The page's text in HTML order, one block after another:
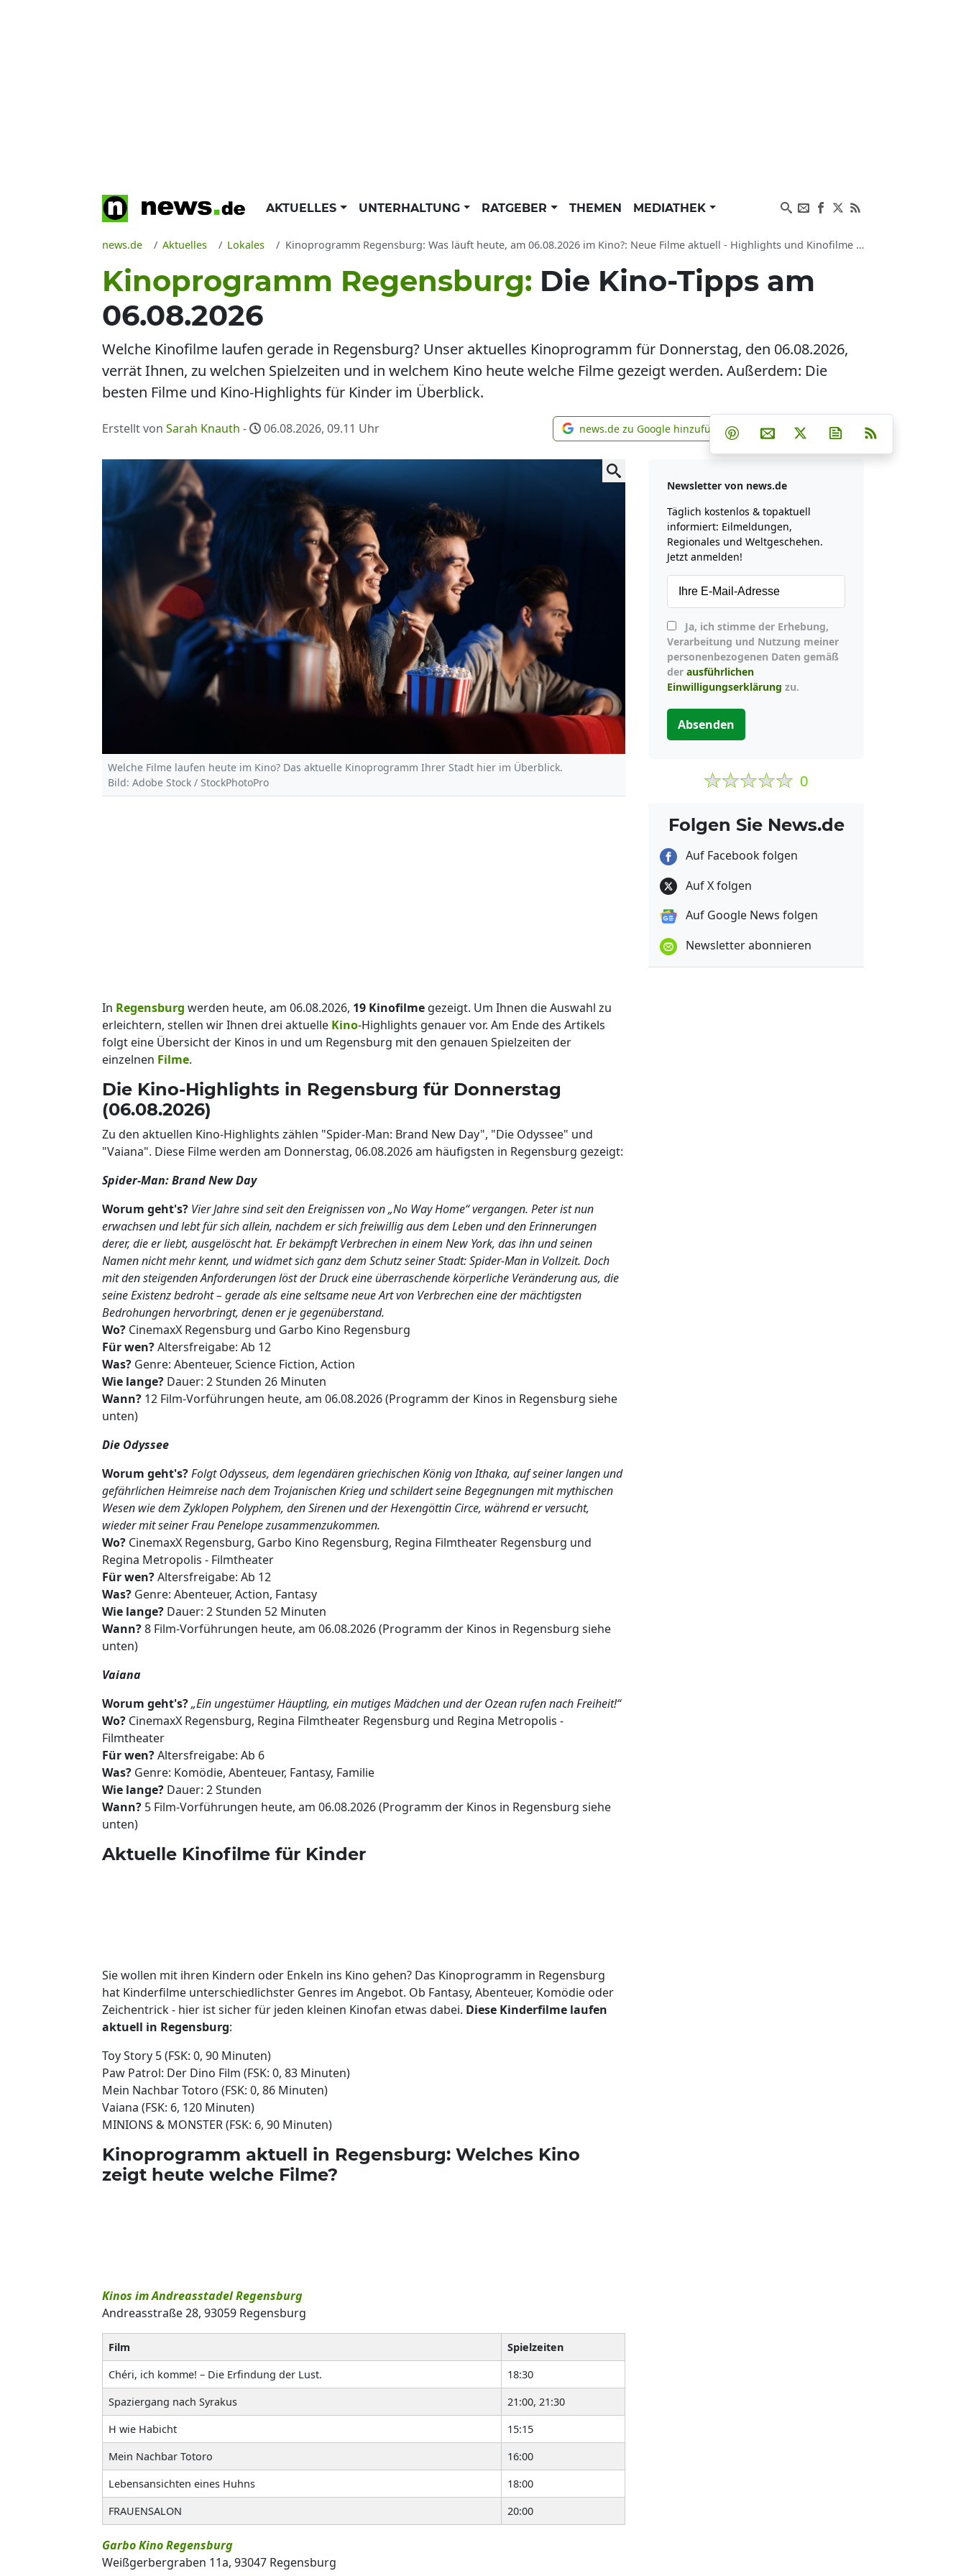
AKTUELLES UNTERHALTUNG RATGEBER THEMEN MEDIATHEK
news.de Aktuelles Lokales Kinoprogramm Regensburg: Was läuft heute, am 06.08.2026 im Kino?: Neue Filme aktuell - Highlights und Kinofilme für Kinder bei Ostentor Kino Regensburg, Garbo Kino Regensburg, Kinos im Andreasstadel Regensburg
Kinoprogramm Regensburg: Die Kino-Tipps am
06.08.2026
Welche Kinofilme laufen gerade in Regensburg? Unser aktuelles Kinoprogramm für Donnerstag, den 06.08.2026,
verrät Ihnen, zu welchen Spielzeiten und in welchem Kino heute welche Filme gezeigt werden. Außerdem: Die
besten Filme und Kino-Highlights für Kinder im Überblick.
Erstellt von Sarah Knauth - 06.08.2026, 09.11 Uhr news.de zu Google hinzufügen
news.de zu Google hinzufügen Teilen auf Facebook
Teilen auf Whatsapp
Teilen auf Telegram
Teilen auf Pinterest
Per E-Mail teilen
Post auf XNewsletter
Welche Filme laufen heute im Kino? Das aktuelle Kinoprogramm Ihrer Stadt hier im Überblick.
Bild: Adobe Stock / StockPhotoPro
In Regensburg werden heute, am 06.08.2026, 19 Kinofilme gezeigt. Um Ihnen die Auswahl zu
erleichtern, stellen wir Ihnen drei aktuelle Kino-Highlights genauer vor. Am Ende des Artikels
folgt eine Übersicht der Kinos in und um Regensburg mit den genauen Spielzeiten der
einzelnen Filme.
Die Kino-Highlights in Regensburg für Donnerstag
(06.08.2026)
Zu den aktuellen Kino-Highlights zählen "Spider-Man: Brand New Day", "Die Odyssee" und
"Vaiana". Diese Filme werden am Donnerstag, 06.08.2026 am häufigsten in Regensburg gezeigt:
Spider-Man: Brand New Day
Worum geht's? Vier Jahre sind seit den Ereignissen von „No Way Home“ vergangen. Peter ist nun
erwachsen und lebt für sich allein, nachdem er sich freiwillig aus dem Leben und den Erinnerungen
derer, die er liebt, ausgelöscht hat. Er bekämpft Verbrechen in einem New York, das ihn und seinen
Namen nicht mehr kennt, und widmet sich ganz dem Schutz seiner Stadt: Spider-Man in Vollzeit. Doch
mit den steigenden Anforderungen löst der Druck eine überraschende körperliche Veränderung aus, die
seine Existenz bedroht – gerade als eine seltsame neue Art von Verbrechen eine der mächtigsten
Bedrohungen hervorbringt, denen er je gegenüberstand.
Wo? CinemaxX Regensburg und Garbo Kino Regensburg
Für wen?Altersfreigabe: Ab 12
Was? Genre: Abenteuer, Science Fiction, Action
Wie lange? Dauer: 2 Stunden 26 Minuten
Wann? 12 Film-Vorführungen heute, am 06.08.2026 (Programm der Kinos in Regensburg siehe
unten)
Die Odyssee
Worum geht's?Folgt Odysseus, dem legendären griechischen König von Ithaka, auf seiner langen und
gefährlichen Heimreise nach dem Trojanischen Krieg und schildert seine Begegnungen mit mythischen
Wesen wie dem Zyklopen Polyphem, den Sirenen und der Hexengöttin Circe, während er versucht,
wieder mit seiner Frau Penelope zusammenzukommen.
Wo? CinemaxX Regensburg, Garbo Kino Regensburg, Regina Filmtheater Regensburg und
Regina Metropolis - Filmtheater
Für wen?Altersfreigabe: Ab 12
Was? Genre: Abenteuer, Action, Fantasy
Wie lange? Dauer: 2 Stunden 52 Minuten
Wann?8 Film-Vorführungen heute, am 06.08.2026 (Programm der Kinos in Regensburg siehe
unten)
Vaiana
Worum geht's?„Ein ungestümer Häuptling, ein mutiges Mädchen und der Ozean rufen nach Freiheit!“
Wo? CinemaxX Regensburg, Regina Filmtheater Regensburg und Regina Metropolis -
Filmtheater
Für wen?Altersfreigabe: Ab 6
Was? Genre: Komödie, Abenteuer, Fantasy, Familie
Wie lange? Dauer: 2 Stunden
Wann? 5 Film-Vorführungen heute, am 06.08.2026 (Programm der Kinos in Regensburg siehe
unten)
Aktuelle Kinofilme für Kinder
Sie wollen mit ihren Kindern oder Enkeln ins Kino gehen? Das Kinoprogramm in Regensburg
hat Kinderfilme unterschiedlichster Genres im Angebot. Ob Fantasy, Abenteuer, Komödie oder
Zeichentrick - hier ist sicher für jeden kleinen Kinofan etwas dabei. Diese Kinderfilme laufen
aktuell in Regensburg:
Toy Story 5 (FSK: 0, 90 Minuten)
Paw Patrol: Der Dino Film (FSK: 0, 83 Minuten)
Mein Nachbar Totoro (FSK: 0, 86 Minuten)
Vaiana (FSK: 6, 120 Minuten)
MINIONS & MONSTER (FSK: 6, 90 Minuten)
Kinoprogramm aktuell in Regensburg: Welches Kino
zeigt heute welche Filme?
Kinos im Andreasstadel Regensburg
Andreasstraße 28, 93059 Regensburg
Film
Spielzeiten
Chéri, ich komme! – Die Erfindung der Lust.
18:30
Spaziergang nach Syrakus
21:00, 21:30
H wie Habicht
15:15
Mein Nachbar Totoro
16:00
Lebensansichten eines Huhns
18:00
FRAUENSALON
20:00
Garbo Kino Regensburg
Weißgerbergraben 11a, 93047 Regensburg
Newsletter von news.de
Täglich kostenlos & topaktuell
informiert: Eilmeldungen,
Regionales und Weltgeschehen.
Jetzt anmelden!
Verarbeitung und Nutzung meiner
personenbezogenen Daten gemäß
der ausführlichen
Einwilligungserklärung zu.
Absenden
0
Folgen Sie News.de
Auf Facebook folgen
Auf X folgen
Auf Google News folgen
Newsletter abonnieren